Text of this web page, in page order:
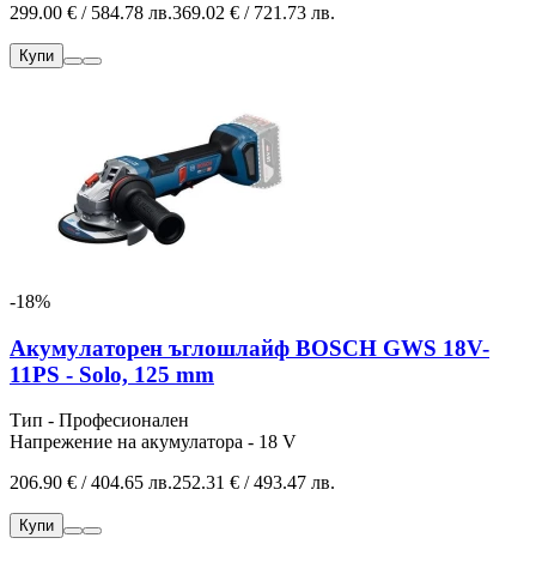
299.00 € / 584.78 лв.369.02 € / 721.73 лв.
Купи
-18%
Акумулаторен ъглошлайф BOSCH GWS 18V-
11PS - Solo, 125 mm
Тип - Професионален
Напрежение на акумулатора - 18 V
206.90 € / 404.65 лв.252.31 € / 493.47 лв.
Купи